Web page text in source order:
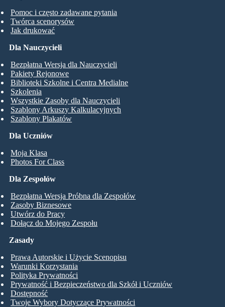
Pomoc i często zadawane pytania
Twórca scenorysów
Jak drukować
Dla Uczniów
Moja Klasa
Photos For Class
Dla Nauczycieli
Bezpłatna Wersja dla Nauczycieli
Pakiety Rejonowe
Biblioteki Szkolne i Centra Medialne
Szkolenia
Wszystkie Zasoby dla Nauczycieli
Szablony Arkuszy Kalkulacyjnych
Szablony Plakatów
Dla Zespołów
Bezpłatna Wersja Próbna dla Zespołów
Zasoby Biznesowe
Utwórz do Pracy
Dołącz do Mojego Zespołu
Zasady
Prawa Autorskie i Użycie Scenopisu
Warunki Korzystania
Polityka Prywatności
Prywatność i Bezpieczeństwo dla Szkół i Uczniów
Dostępność
Twoje Wybory Dotyczące Prywatności